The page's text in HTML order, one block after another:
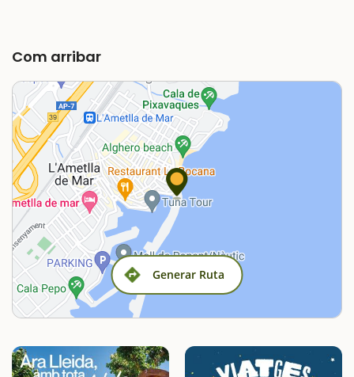
Com arribar
Generar Ruta